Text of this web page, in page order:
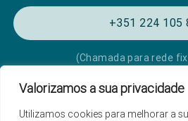
Valorizamos a sua privacidade
Utilizamos cookies para melhorar a
+351 224 105
(Chamada para rede